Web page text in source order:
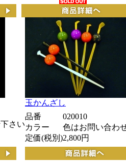
玉かんざし
さい
品番
020010
カラー
色はお問い合わ
定価(税別)2,800円